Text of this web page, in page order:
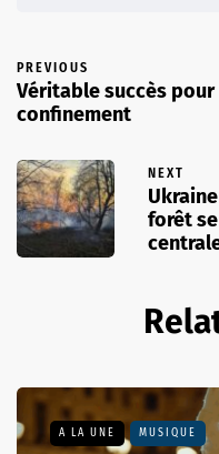
PREVIOUS
Véritable succès pour
confinement
NEXT
forêt
A LA UNE MUSIQUE